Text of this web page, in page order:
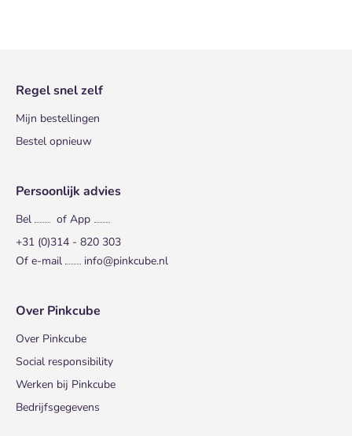
Regel snel zelf
Mijn bestellingen
Bestel opnieuw
Persoonlijk advies
Bel
of App
+31 (0)314 - 820 303
Of e-mail
info@pinkcube.nl
Over Pinkcube
Over Pinkcube
Social responsibility
Werken bij Pinkcube
Bedrijfsgegevens